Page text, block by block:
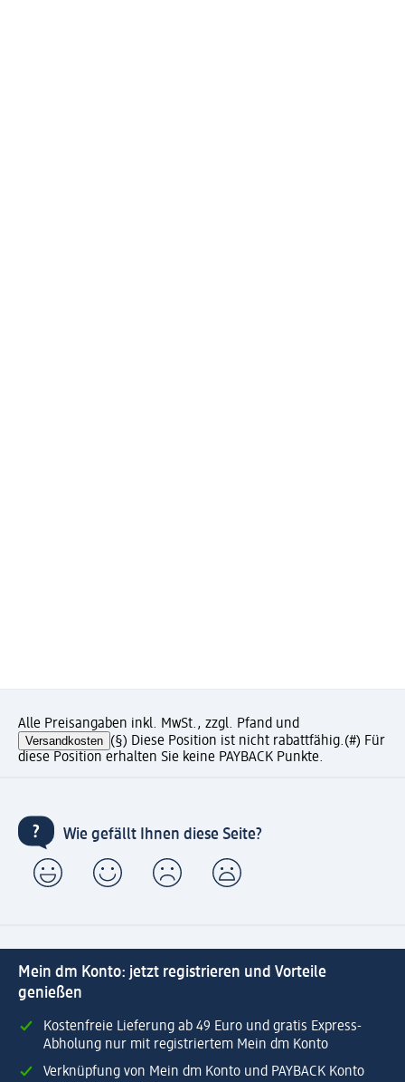
Alle Preisangaben inkl. MwSt., zzgl. Pfand und
Versandkosten (§) Diese Position ist nicht rabattfähig.(#) Für
diese Position erhalten Sie keine PAYBACK Punkte.
Wie gefällt Ihnen diese Seite?
Mein dm Konto: jetzt registrieren und Vorteile
genießen
Kostenfreie Lieferung ab 49 Euro und gratis Express-
Abholung nur mit registriertem Mein dm Konto
Verknüpfung von Mein dm Konto und PAYBACK Konto